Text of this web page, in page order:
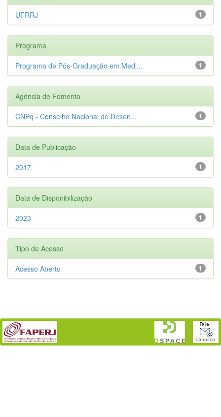
1
UFRRJ
Programa
1
Programa de Pós-Graduação em Medi...
Agência de Fomento
1
CNPq - Conselho Nacional de Desen...
Data de Publicação
1
2017
Data de Disponibilização
1
2023
Tipo de Acesso
1
Acesso Aberto